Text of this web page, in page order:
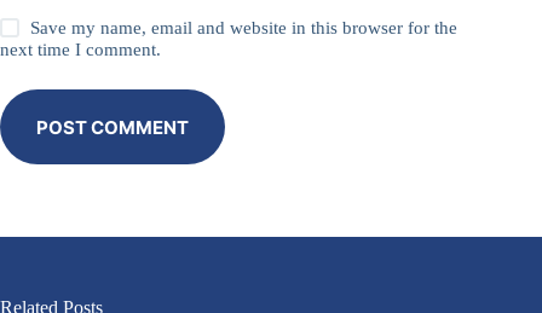
Save my name, email and website in this browser for the
next time I comment.
POST COMMENT
Related Posts